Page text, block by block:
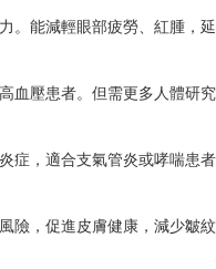
能減輕眼部疲勞、紅腫，
壓患者。但需更多人體研
，適合支氣管炎或哮喘患
，促進皮膚健康，減少皺紋